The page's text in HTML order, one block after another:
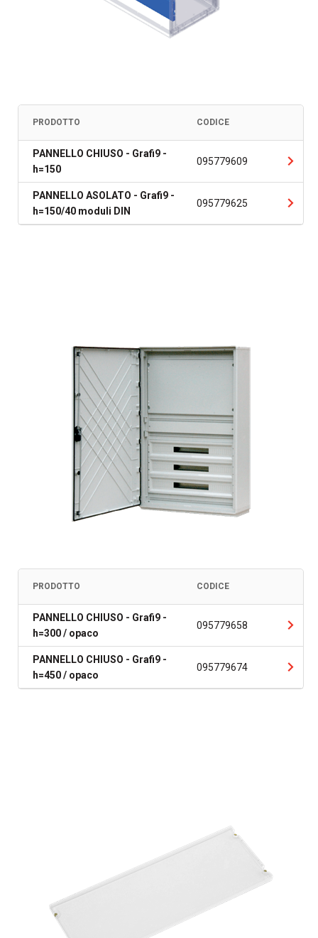
PRODOTTO CODICE
PANNELLO CHIUSO - Grafi9 -
h=150
095779609
PANNELLO ASOLATO - Grafi9 -
h=150/40 moduli DIN
095779625
PRODOTTO CODICE
PANNELLO CHIUSO - Grafi9 -
h=300 / opaco
095779658
PANNELLO CHIUSO - Grafi9 -
h=450 / opaco
095779674